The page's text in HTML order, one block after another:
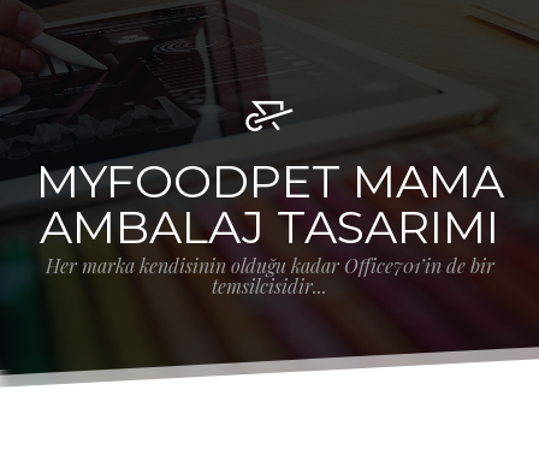
MYFOODPET MAMA
AMBALAJ TASARIMI
Her marka kendisinin olduğu kadar Office701’in de bir
temsilcisidir...